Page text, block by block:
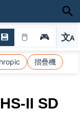
💾 🖱 🎮 文A
選
摺疊機
II SD